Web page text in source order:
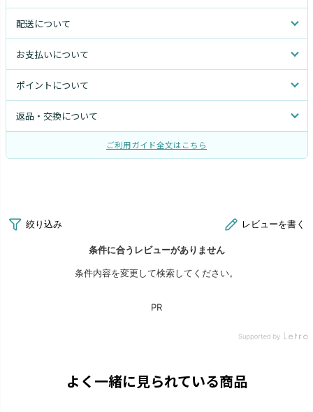
配送について
お支払いについて
ポイントについて
返品・交換について
ご利用ガイド全文はこちら
よく一緒に見られている商品